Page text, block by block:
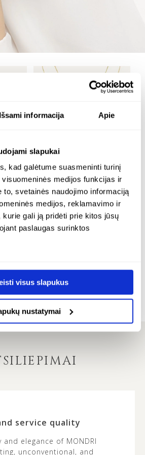
Išsami informacija Apie
slapukai
kad galėtume suasmeninti turinį
medijos funkcijas ir
to, svetainės naudojimo informaciją
medijos, reklamavimo ir
gali ją pridėti prie kitos jūsų
paslaugas surinktos
visus slapukus
nustatymai
su
paauksuotas
minimalistinis kaklo
papuošalas su 9 mm
geltono gintaro
24K paauksuotas sidabras
€162.00
service quality
elegance of MONDRI
unconventional, and